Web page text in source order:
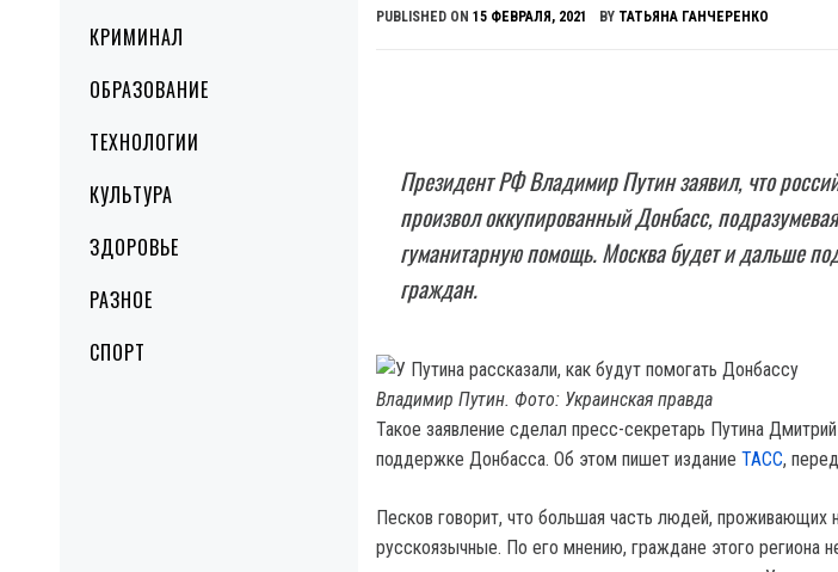
КРИМИНАЛ
ОБРАЗОВАНИЕ
ТЕХНОЛОГИИ
КУЛЬТУРА
ЗДОРОВЬЕ
РАЗНОЕ
СПОРТ
PUBLISHED ON 15 ФЕВРАЛЯ, 2021 BY ТАТЬЯНА ГАНЧЕРЕНКО
Президент РФ Владимир Путин заявил, что
произвол оккупированный Донбасс,
гуманитарную помощь. Москва будет и дальше
граждан.
Владимир Путин. Фото: Украинская правда
Такое заявление сделал пресс-секретарь Путина
поддержке Донбасса. Об этом пишет издание ТАСС,
Песков говорит, что большая часть людей, проживающих
русскоязычные. По его мнению, граждане этого региона